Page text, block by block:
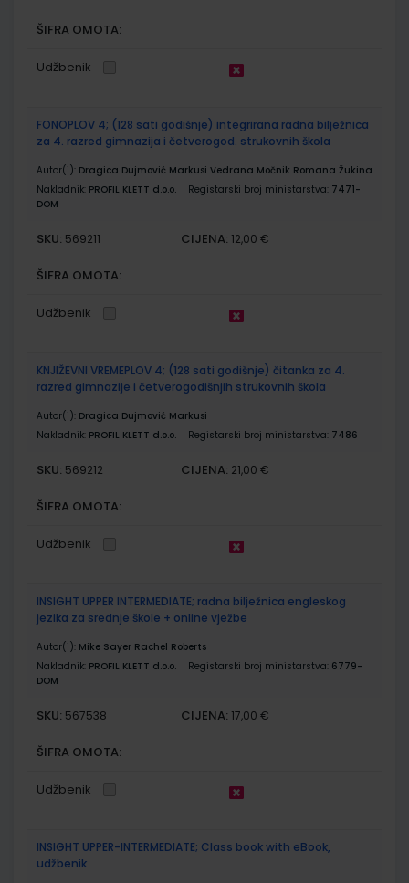
ŠIFRA OMOTA:
Udžbenik
FONOPLOV 4; (128 sati godišnje) integrirana radna bilježnica
za 4. razred gimnazija i četverogod. strukovnih škola
Autor(i): Dragica Dujmović Markusi Vedrana Močnik Romana Žukina
Nakladnik: PROFIL KLETT d.o.o. Registarski broj ministarstva: 7471-
DOM
SKU: 569211 CIJENA: 12,00 €
ŠIFRA OMOTA:
Udžbenik
KNJIŽEVNI VREMEPLOV 4; (128 sati godišnje) čitanka za 4.
razred gimnazije i četverogodišnjih strukovnih škola
Autor(i): Dragica Dujmović Markusi
Nakladnik: PROFIL KLETT d.o.o. Registarski broj ministarstva: 7486
SKU: 569212 CIJENA: 21,00 €
ŠIFRA OMOTA:
Udžbenik
INSIGHT UPPER INTERMEDIATE; radna bilježnica engleskog
jezika za srednje škole + online vježbe
Autor(i): Mike Sayer Rachel Roberts
Nakladnik: PROFIL KLETT d.o.o. Registarski broj ministarstva: 6779-
DOM
SKU: 567538 CIJENA: 17,00 €
ŠIFRA OMOTA:
Udžbenik
INSIGHT UPPER-INTERMEDIATE; Class book with eBook,
udžbenik